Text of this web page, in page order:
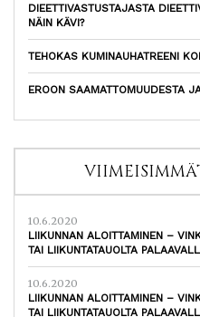
DIEETTIVASTUSTAJASTA
NÄIN KÄVI?
TEHOKAS KUMINAUHATREENI
EROON SAAMATTOMUUDESTA
10.6.2020
LIIKUNNAN ALOITTAMINEN –
TAI LIIKUNTATAUOLTA
10.6.2020
LIIKUNNAN ALOITTAMINEN –
TAI LIIKUNTATAUOLTA